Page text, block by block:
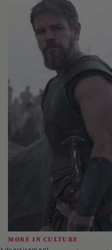
MORE IN CULTURE